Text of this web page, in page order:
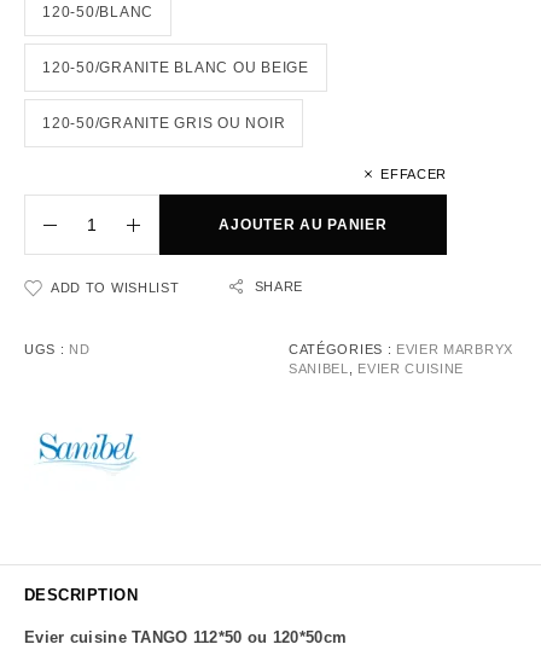
120-50/BLANC
120-50/GRANITE BLANC OU BEIGE
120-50/GRANITE GRIS OU NOIR
EFFACER
AJOUTER AU PANIER
ADD TO WISHLIST SHARE
UGS : ND CATÉGORIES : EVIER MARBRYX
SANIBEL
EVIER CUISINE
DESCRIPTION
Evier cuisine TANGO 112*50 ou 120*50cm